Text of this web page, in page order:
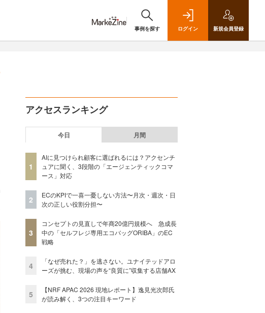
事例を探す ログイン 新規会員登録
アクセスランキング
今日 月間
1
AIに見つけられ顧客に選ばれるには？アクセンチ
ュアに聞く、3段階の「エージェンティックコマ
ース」対応
2
ECのKPIで一喜一憂しない方法〜月次・週次・日
次の正しい役割分担〜
3
コンセプトの見直しで年商20億円規模へ 急成長
中の「セルフレジ専用エコバッグORIBA」のEC
戦略
4
「なぜ売れた？」を逃さない。ユナイテッドアロ
ーズが挑む、現場の声を“良質に”収集する店舗AX
5
【NRF APAC 2026 現地レポート】逸見光次郎氏
が読み解く、3つの注目キーワード